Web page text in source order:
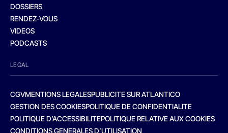
DOSSIERS
RENDEZ-VOUS
VIDEOS
PODCASTS
LEGAL
CGVMENTIONS LEGALESPUBLICITE SUR ATLANTICO
GESTION DES COOKIESPOLITIQUE DE CONFIDENTIALITE
POLITIQUE D’ACCESSIBILITEPOLITIQUE RELATIVE AUX COOKIES
CONDITIONS GENERALES D’UTILISATION